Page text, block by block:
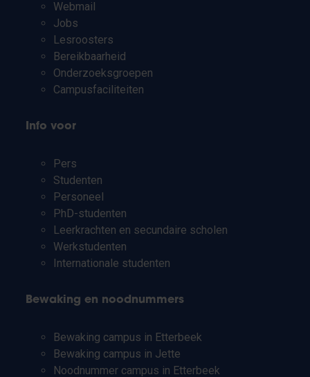
Webmail
Jobs
Lesroosters
Bereikbaarheid
Onderzoeksgroepen
Campusfaciliteiten
Info voor
Pers
Studenten
Personeel
PhD-studenten
Leerkrachten en secundaire scholen
Werkstudenten
Internationale studenten
Bewaking en noodnummers
Bewaking campus in Etterbeek
Bewaking campus in Jette
Noodnummer campus in Etterbeek